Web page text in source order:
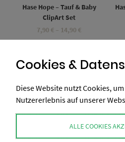
Hase Hope – Tauf & Baby
ClipArt Set
7,90 € – 14,90 €
Cookies &
Diese Website nutzt Cookies,
Nutzererlebnis auf unserer
ALLE COOKIES